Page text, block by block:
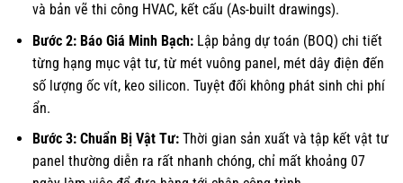
và bản vẽ thi công HVAC, kết cấu (As-built drawings).
Bước 2: Báo Giá Minh Bạch:Lập bảng dự toán (BOQ) chi tiết
từng hạng mục vật tư, từ mét vuông panel, mét dây điện đến
số lượng ốc vít, keo silicon. Tuyệt đối không phát sinh chi phí
ẩn.
Bước 3: Chuẩn Bị Vật Tư:Thời gian sản xuất và tập kết vật tư
panel thường diễn ra rất nhanh chóng, chỉ mất khoảng 07